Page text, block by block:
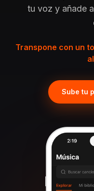
tu voz y añade
Transpone con un
Sube tu